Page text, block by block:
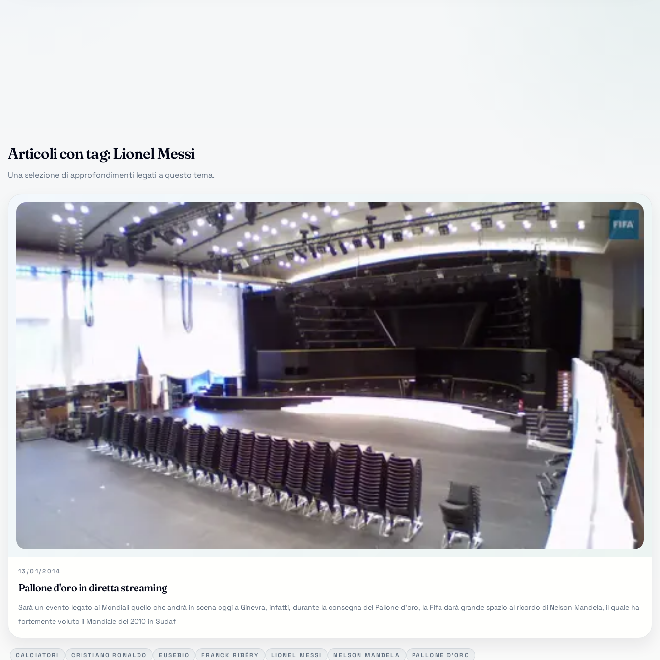
Articoli con tag: Lionel Messi
Una selezione di approfondimenti legati a questo tema.
13/01/2014
Pallone d'oro in diretta streaming
Sarà un evento legato ai Mondiali quello che andrà in scena oggi a Ginevra, infatti, durante la consegna del Pallone d'oro, la Fifa darà grande spazio al ricordo di Nelson Mandela, il quale ha
fortemente voluto il Mondiale del 2010 in Sudaf
CALCIATORI CRISTIANO RONALDO EUSEBIO FRANCK RIBÉRY LIONEL MESSI NELSON MANDELA PALLONE D'ORO